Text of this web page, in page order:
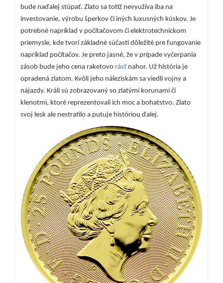
bude naďalej stúpať. Zlato sa totiž nevyužíva iba na
investovanie, výrobu šperkov či iných luxusných kúskov. Je
potrebné napríklad v počítačovom či elektrotechnickom
priemysle, kde tvorí základné súčasti dôležité pre fungovanie
napríklad počítačov. Je preto jasné, že v prípade vyčerpania
zásob bude jeho cena raketovo rásť nahor. Už história je
opradená zlatom. Kvôli jeho náleziskám sa viedli vojny a
nájazdy. Králi sú zobrazovaný so zlatými korunami či
klenotmi, ktoré reprezentovali ich moc a bohatstvo. Zlato
svoj lesk ale nestratilo a putuje históriou ďalej.